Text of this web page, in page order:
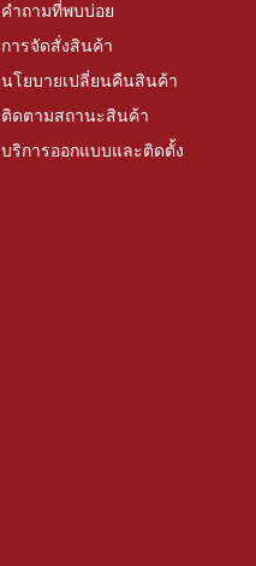
คำถามที่พบบ่อย
การจัดสั่งสินค้า
นโยบายเปลี่ยนคืนสินค้า
ติดตามสถานะสินค้า
บริการออกแบบและติดตั้ง